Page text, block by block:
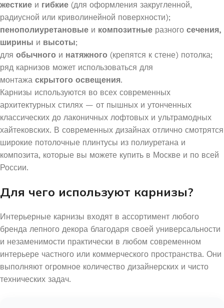
жесткие и гибкие (для оформления закругленной,
радиусной или криволинейной поверхности);
пенополиуретановые и композитные разного сечения,
ширины и высоты;
для обычного и натяжного (крепятся к стене) потолка;
ряд карнизов может использоваться для
монтажа скрытого освещения.
Карнизы используются во всех современных
архитектурных стилях — от пышных и утонченных
классических до лаконичных лофтовых и ультрамодных
хайтековских. В современных дизайнах отлично смотрятся
широкие потолочные плинтусы из полиуретана и
композита, которые вы можете купить в Москве и по всей
России.
Для чего используют карнизы?
Интерьерные карнизы входят в ассортимент любого
бренда лепного декора благодаря своей универсальности
и незаменимости практически в любом современном
интерьере частного или коммерческого пространства. Они
выполняют огромное количество дизайнерских и чисто
технических задач.